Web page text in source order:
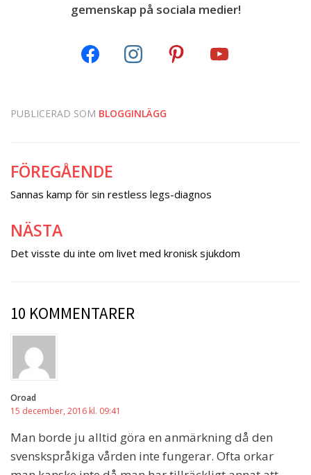
gemenskap på sociala medier!
PUBLICERAD SOM BLOGGINLÄGG
Inläggsnavigering
FÖREGÅENDE
Sannas kamp för sin restless legs-diagnos
NÄSTA
Det visste du inte om livet med kronisk sjukdom
10 KOMMENTARER
Oroad
15 december, 2016 kl. 09:41
Man borde ju alltid göra en anmärkning då den
svenskspråkiga vården inte fungerar. Ofta orkar